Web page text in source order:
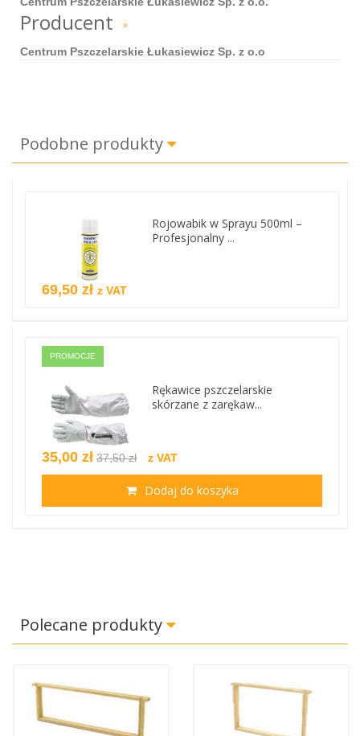
Producent »
Centrum Pszczelarskie Łukasiewicz Sp. z o.o
Podobne produkty
Rojowabik w Sprayu 500ml –
Profesjonalny ...
69,50 zł z VAT
PROMOCJE
Rękawice pszczelarskie
skórzane z zarękaw...
35,00 zł 37,50 zł z VAT
Dodaj do koszyka
Polecane produkty